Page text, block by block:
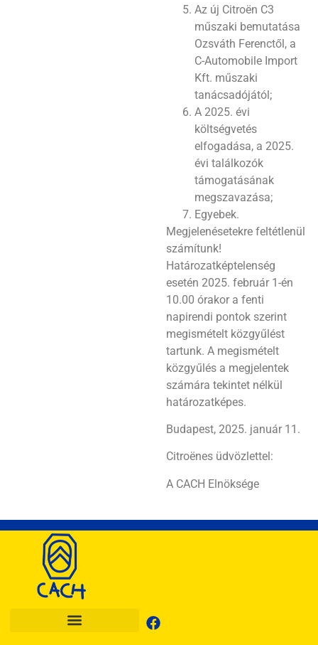
Az új Citroën C3
műszaki bemutatása
Ozsváth Ferenctől, a
C-Automobile Import
Kft. műszaki
tanácsadójától;
A 2025. évi
költségvetés
elfogadása, a 2025.
évi találkozók
támogatásának
megszavazása;
Egyebek.
Megjelenésetekre feltétlenül
számítunk!
Határozatképtelenség
esetén 2025. február 1-én
10.00 órakor a fenti
napirendi pontok szerint
megismételt közgyűlést
tartunk. A megismételt
közgyűlés a megjelentek
számára tekintet nélkül
határozatképes.
Budapest, 2025. január 11.
Citroënes üdvözlettel:
A CACH Elnöksége